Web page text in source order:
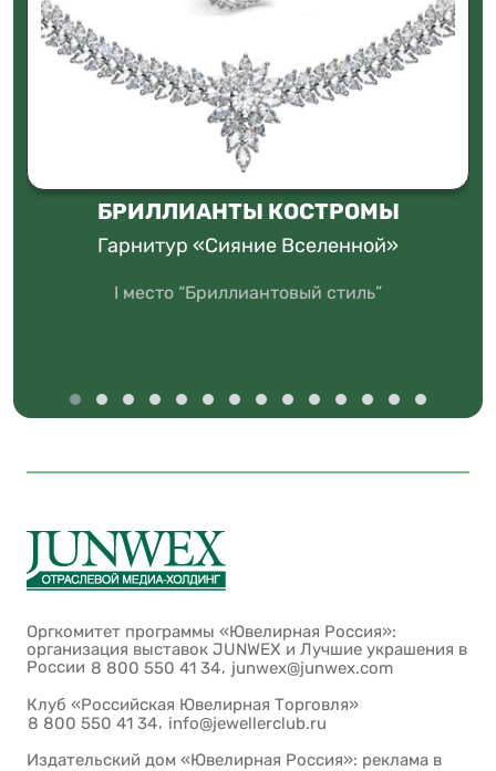
БРИЛЛИАНТЫ КОСТРОМЫ
Гарнитур «Сияние Вселенной»
I место “Бриллиантовый стиль”
Оргкомитет программы «Ювелирная Россия»:
организация выставок JUNWEX и Лучшие украшения в
России 8 800 550 41 34, junwex@junwex.com
Клуб «Российская Ювелирная Торговля»
8 800 550 41 34, info@jewellerclub.ru
Издательский дом «Ювелирная Россия»: реклама в